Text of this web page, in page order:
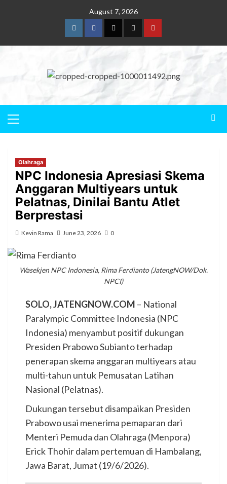
August 7, 2026
Olahraga
NPC Indonesia Apresiasi Skema
Anggaran Multiyears untuk
Pelatnas, Dinilai Bantu Atlet
Berprestasi
Kevin Rama June 23, 2026 0
Wasekjen NPC Indonesia, Rima Ferdianto (JatengNOW/Dok.
NPCI)
SOLO, JATENGNOW.COM – National
Paralympic Committee Indonesia (NPC
Indonesia) menyambut positif dukungan
Presiden Prabowo Subianto terhadap
penerapan skema anggaran multiyears atau
multi-tahun untuk Pemusatan Latihan
Nasional (Pelatnas).
Dukungan tersebut disampaikan Presiden
Prabowo usai menerima pemaparan dari
Menteri Pemuda dan Olahraga (Menpora)
Erick Thohir dalam pertemuan di Hambalang,
Jawa Barat, Jumat (19/6/2026).